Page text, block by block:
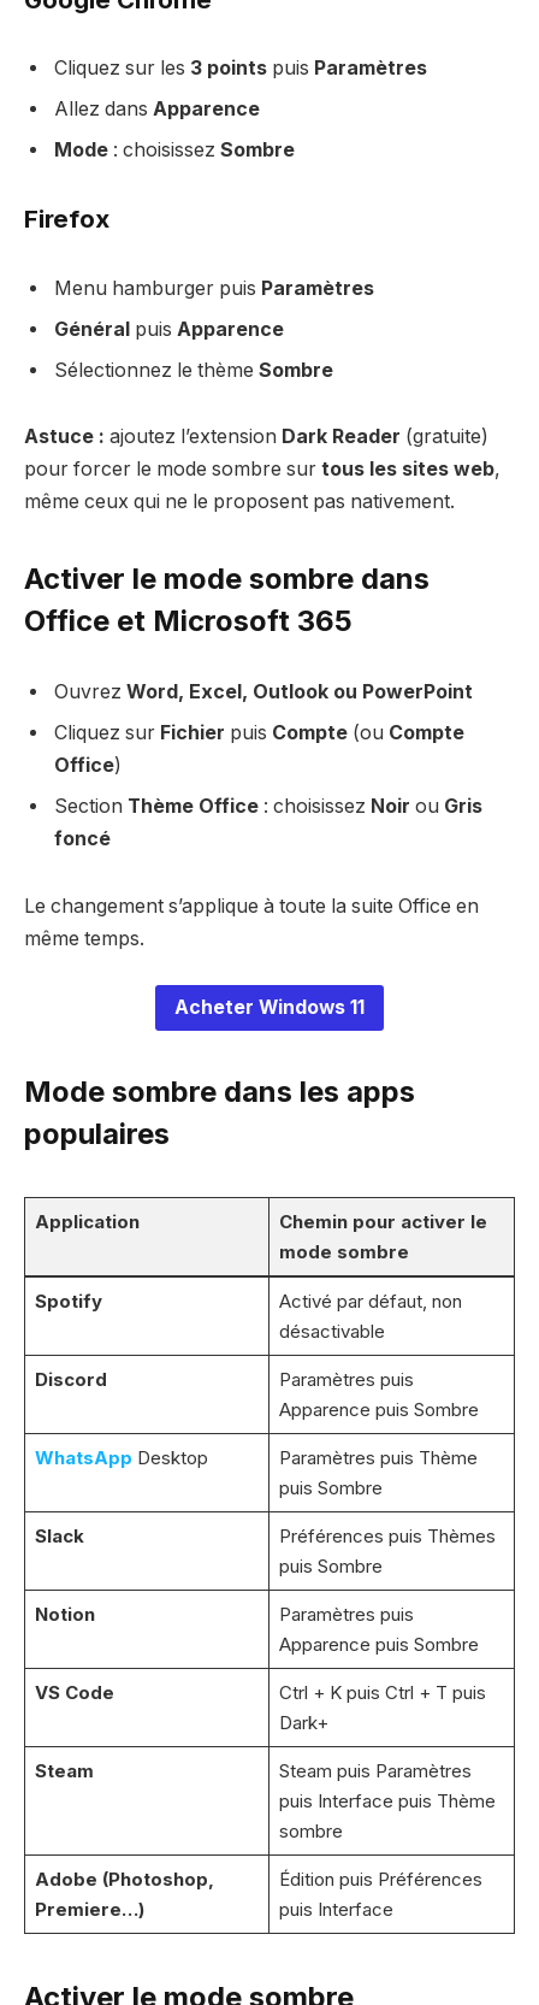
Cliquez sur les 3 points puis Paramètres
Allez dans Apparence
Mode : choisissez Sombre
Firefox
Menu hamburger puis Paramètres
Général puis Apparence
Sélectionnez le thème Sombre
Astuce : ajoutez l’extension Dark Reader (gratuite)
pour forcer le mode sombre sur tous les sites web,
même ceux qui ne le proposent pas nativement.
Activer le mode sombre dans
Office et Microsoft 365
Ouvrez Word, Excel, Outlook ou PowerPoint
Cliquez sur Fichier puis Compte (ou Compte
Office)
Section Thème Office : choisissez Noir ou Gris
foncé
Le changement s’applique à toute la suite Office en
même temps.
Acheter Windows 11
Mode sombre dans les apps
populaires
Application
Chemin pour activer le
mode sombre
Spotify
Activé par défaut, non
désactivable
Discord
Paramètres puis
Apparence puis Sombre
WhatsApp Desktop
Paramètres puis Thème
puis Sombre
Slack
Préférences puis Thèmes
puis Sombre
Notion
Paramètres puis
Apparence puis Sombre
VS Code
Ctrl + K puis Ctrl + T puis
Dark+
Steam
Steam puis Paramètres
puis Interface puis Thème
sombre
Adobe (Photoshop,
Premiere…)
Édition puis Préférences
puis Interface
Activer le mode sombre